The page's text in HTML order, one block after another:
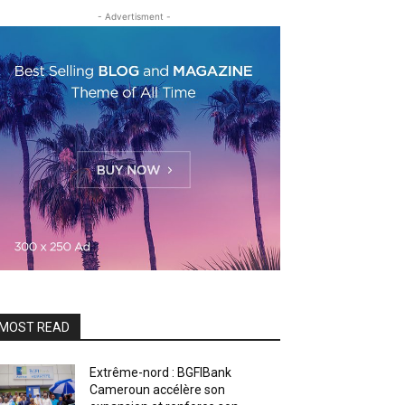
- Advertisment -
READ
Extrême-nord : BGFIBank
Cameroun accélère son